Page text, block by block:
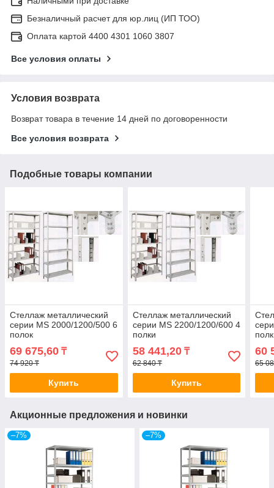
Безналичный расчет для юр.лиц (ИП ТОО)
Оплата картой 4400 4301 1060 3807
Все условия оплаты
Условия возврата
Возврат товара в течение 14 дней по договоренности
Все условия возврата
Подобные товары компании
Стеллаж металлический
серии MS 2000/1200/500 6
полок
69 675,60 ₸
74 920 ₸
Купить
Стеллаж металлический
серии MS 2200/1200/600 4
полки
58 441,20₸
62 840 ₸
Купить
60
65
Акционные предложения и новинки
–7% –7%